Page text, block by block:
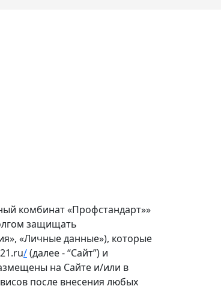
комбинат «Профстандарт»»
защищать
«Личные данные»), которые
/(далее - “Сайт”) и
на Сайте и/или в
после внесения любых